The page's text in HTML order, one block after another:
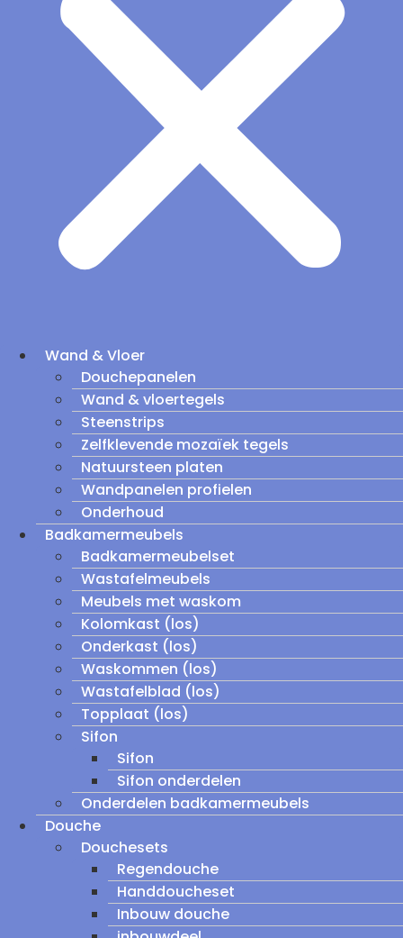
Wand & Vloer
Douchepanelen
Wand & vloertegels
Steenstrips
Zelfklevende mozaïek tegels
Natuursteen platen
Wandpanelen profielen
Onderhoud
Badkamermeubels
Badkamermeubelset
Wastafelmeubels
Meubels met waskom
Kolomkast (los)
Onderkast (los)
Waskommen (los)
Wastafelblad (los)
Topplaat (los)
Sifon
Sifon
Sifon onderdelen
Onderdelen badkamermeubels
Douche
Douchesets
Regendouche
Handdoucheset
Inbouw douche